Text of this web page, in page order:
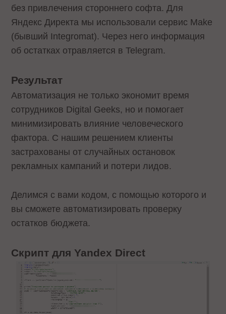
без привлечения стороннего софта. Для
Яндекс Директа мы использовали сервис Make
(бывший Integromat). Через него информация
об остатках отравляется в Telegram.
Результат
Автоматизация не только экономит время
сотрудников Digital Geeks, но и помогает
минимизировать влияние человеческого
фактора. С нашим решением клиенты
застрахованы от случайных остановок
рекламных кампаний и потери лидов.
Делимся с вами кодом, с помощью которого и
вы сможете автоматизировать проверку
остатков бюджета.
Скрипт для Yandex Direct